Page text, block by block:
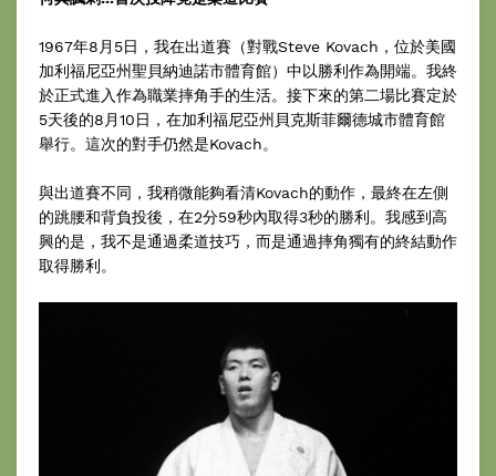
1967年8月5日，我在出道賽（對戰Steve Kovach，位於美國
加利福尼亞州聖貝納迪諾市體育館）中以勝利作為開端。我終
於正式進入作為職業摔角手的生活。接下來的第二場比賽定於
5天後的8月10日，在加利福尼亞州貝克斯菲爾德城市體育館
舉行。這次的對手仍然是Kovach。
與出道賽不同，我稍微能夠看清Kovach的動作，最終在左側
的跳腰和背負投後，在2分59秒內取得3秒的勝利。我感到高
興的是，我不是通過柔道技巧，而是通過摔角獨有的終結動作
取得勝利。